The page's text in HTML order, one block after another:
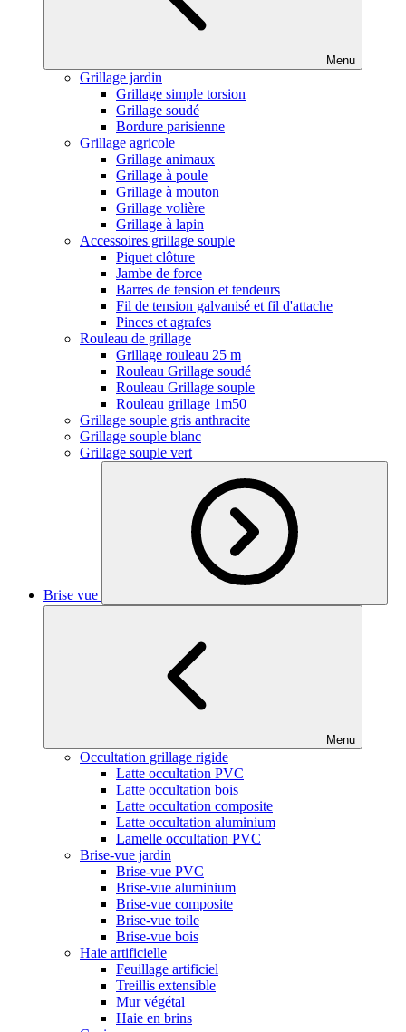
Menu
Grillage jardin
Grillage simple torsion
Grillage soudé
Bordure parisienne
Grillage agricole
Grillage animaux
Grillage à poule
Grillage à mouton
Grillage volière
Grillage à lapin
Accessoires grillage souple
Piquet clôture
Jambe de force
Barres de tension et tendeurs
Fil de tension galvanisé et fil d'attache
Pinces et agrafes
Rouleau de grillage
Grillage rouleau 25 m
Rouleau Grillage soudé
Rouleau Grillage souple
Rouleau grillage 1m50
Grillage souple gris anthracite
Grillage souple blanc
Grillage souple vert
Brise vue
Menu
Occultation grillage rigide
Latte occultation PVC
Latte occultation bois
Latte occultation composite
Latte occultation aluminium
Lamelle occultation PVC
Brise-vue jardin
Brise-vue PVC
Brise-vue aluminium
Brise-vue composite
Brise-vue toile
Brise-vue bois
Haie artificielle
Feuillage artificiel
Treillis extensible
Mur végétal
Haie en brins